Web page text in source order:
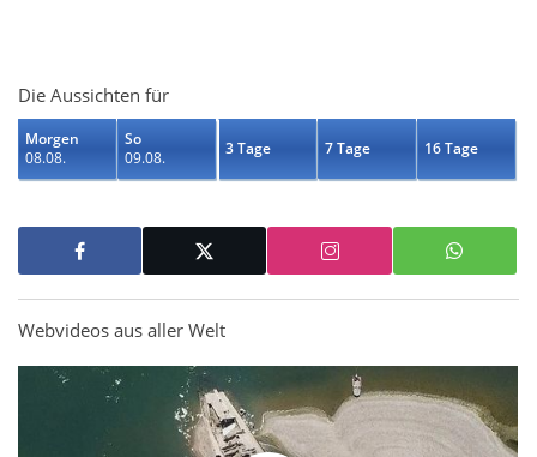
Die Aussichten für
Morgen
08.08.
So
09.08.
3 Tage 7 Tage 16 Tage
Webvideos aus aller Welt